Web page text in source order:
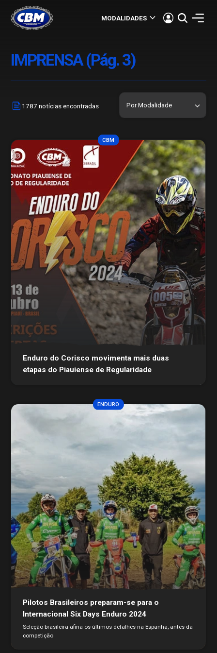
MODALIDADES keyboard_arrow_down
IMPRENSA (Pág. 3)
news 1787 notícias encontradas
Enduro do Corisco movimenta mais duas
etapas do Piauiense de Regularidade
CBM
Pilotos Brasileiros preparam-se para o
Internacional Six Days Enduro 2024
Seleção brasileira afina os últimos detalhes na Espanha, antes da
competição
ENDURO